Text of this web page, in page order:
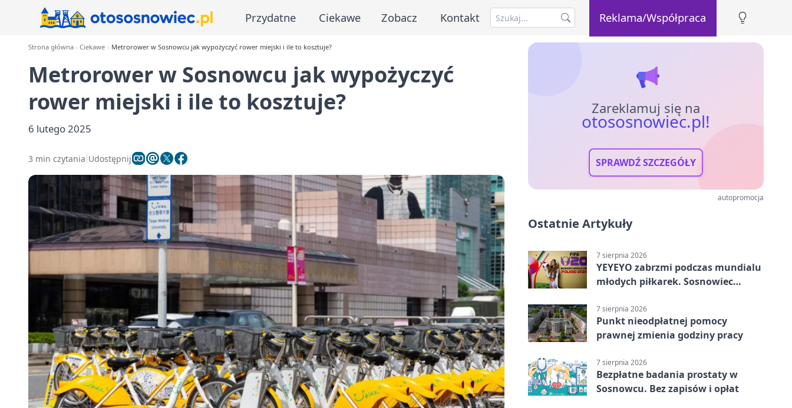
Przydatne Ciekawe Zobacz Kontakt Reklama/Współpraca
Strona główna Ciekawe Metrorower w Sosnowcu jak wypożyczyć rower miejski i ile to kosztuje?
Metrorower w Sosnowcu jak wypożyczyć
rower miejski i ile to kosztuje?
6 lutego 2025
3 min czytania Udostępnij
Zareklamuj się na
otososnowiec.pl!
SPRAWDŹ SZCZEGÓŁY
autopromocja
Ostatnie Artykuły
7 sierpnia 2026
YEYEYO zabrzmi podczas mundialu
młodych piłkarek. Sosnowiec
7 sierpnia 2026
Punkt nieodpłatnej pomocy
prawnej zmienia godziny pracy
7 sierpnia 2026
Bezpłatne badania prostaty w
Sosnowcu. Bez zapisów i opłat